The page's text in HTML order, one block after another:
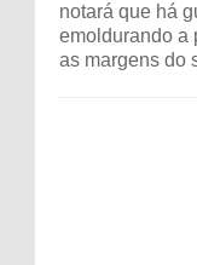
notará que há
emoldurando a
as margens do